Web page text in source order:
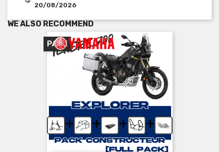
20/08/2026
WE ALSO RECOMMEND
+ + + +
PACK